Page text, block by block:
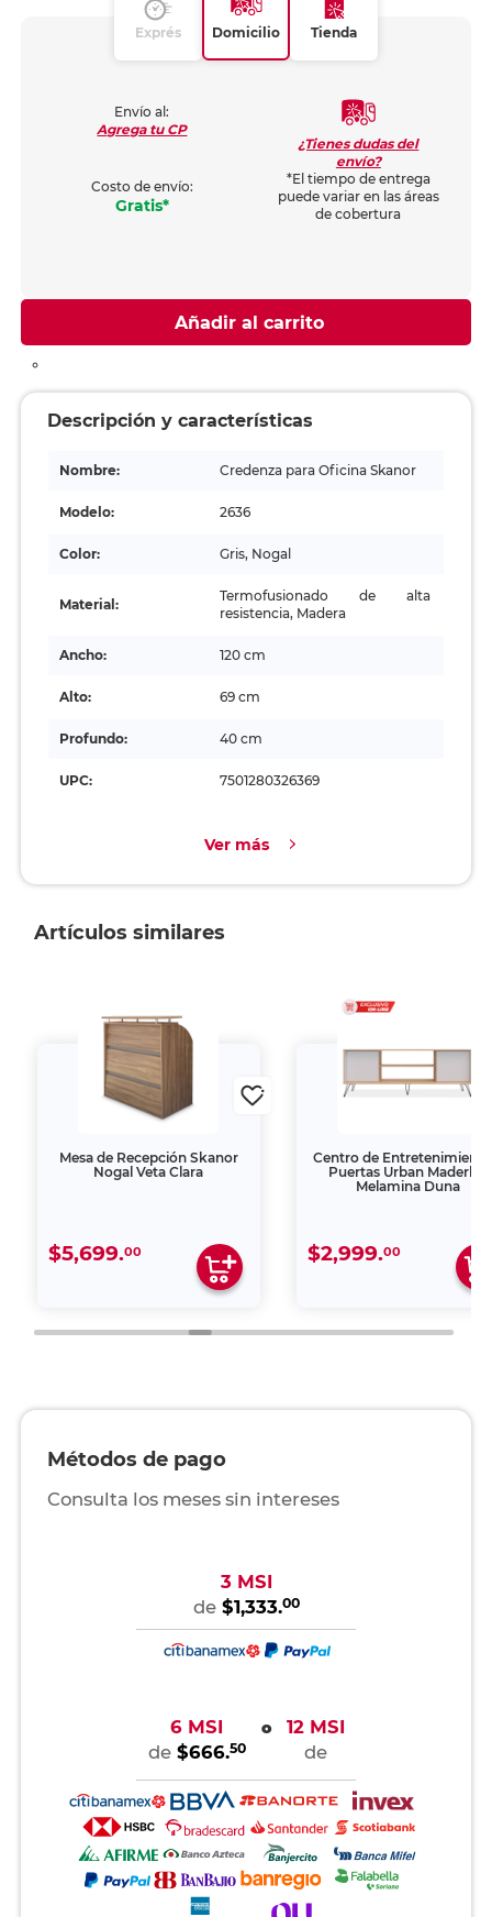
Exprés Domicilio Tienda
Envío al:
Agrega tu CP
Costo de envío:
Gratis*
¿Tienes dudas del
envío?
*El tiempo de entrega
puede variar en las áreas
de cobertura
Añadir al carrito
Descripción y características
Nombre: Credenza para Oficina Skanor
Modelo: 2636
Color: Gris, Nogal
Material:
Termofusionado de alta
resistencia, Madera
Ancho: 120 cm
Alto: 69 cm
Profundo: 40 cm
UPC: 7501280326369
Ver más
Artículos similares
Mesa de Recepción Skanor
Nogal Veta Clara
$5,699.00
Centro de
Puertas Urban Maderkit
Melamina Duna
$2,999.00
Métodos de pago
Consulta los meses sin intereses
3 MSI
de $1,333.00
6 MSI
de $666.50
o
12 MSI
de